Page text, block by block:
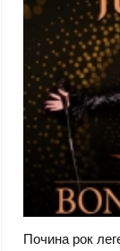
Почина рок